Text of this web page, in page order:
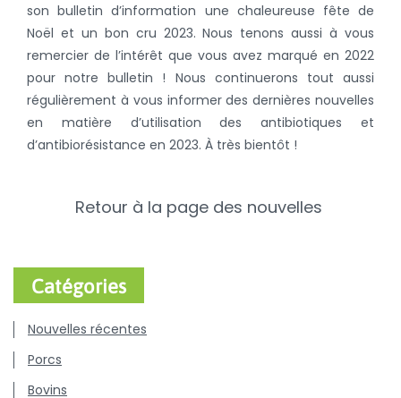
son bulletin d’information une chaleureuse fête de
Noël et un bon cru 2023. Nous tenons aussi à vous
remercier de l’intérêt que vous avez marqué en 2022
pour notre bulletin ! Nous continuerons tout aussi
régulièrement à vous informer des dernières nouvelles
en matière d’utilisation des antibiotiques et
d’antibiorésistance en 2023. À très bientôt !
Retour à la page des nouvelles
Catégories
Nouvelles récentes
Porcs
Bovins